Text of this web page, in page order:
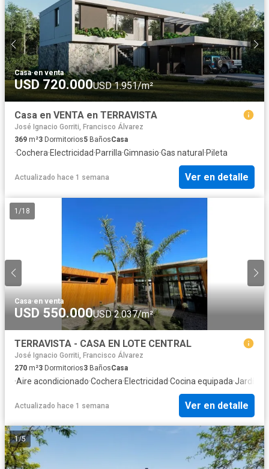
Casa·en venta
USD 720.000USD 1.951/m²
Casa en VENTA en TERRAVISTA
José Ignacio Gorriti, Francisco Álvarez
369 m²3 Dormitorios5 BañosCasa
·Cochera·Electricidad·Parrilla·Gimnasio·Gas natural ·Pileta
Actualizado hace 1 semana Ver en detalle
1 /18
Casa·en venta
USD 550.000USD 2.037/m²
TERRAVISTA - CASA EN LOTE CENTRAL
José Ignacio Gorriti, Francisco Álvarez
270 m²3 Dormitorios3 BañosCasa
·Aire acondicionado·Cochera·Electricidad·Cocina equipada·Jardín
Actualizado hace 1 semana Ver en detalle
1/5